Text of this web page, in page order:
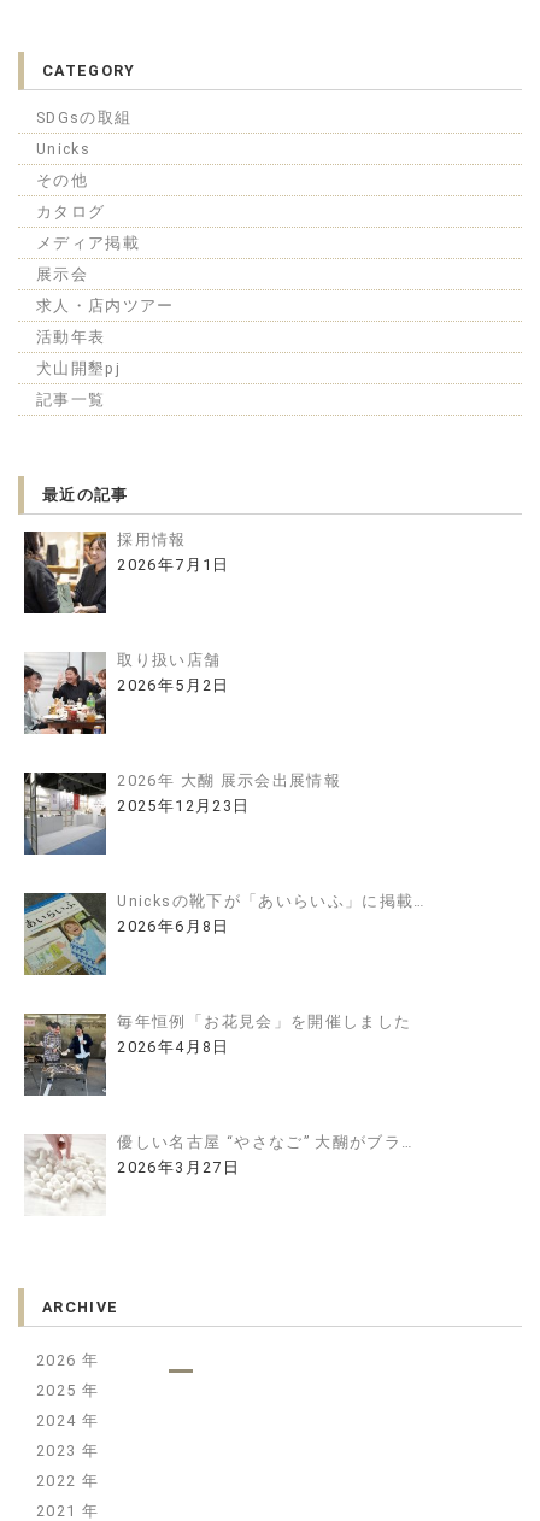
CATEGORY
SDGsの取組
Unicks
その他
カタログ
メディア掲載
展示会
求人・店内ツアー
活動年表
犬山開墾pj
記事一覧
最近の記事
採用情報
2026年7月1日
取り扱い店舗
2026年5月2日
2026年 大醐 展示会出展情報
2025年12月23日
Unicksの靴下が「あいらいふ」に掲載…
2026年6月8日
毎年恒例「お花見会」を開催しました
2026年4月8日
優しい名古屋 “やさなご” 大醐がブラ…
2026年3月27日
ARCHIVE
2026
2025
2024
2023
2022
2021